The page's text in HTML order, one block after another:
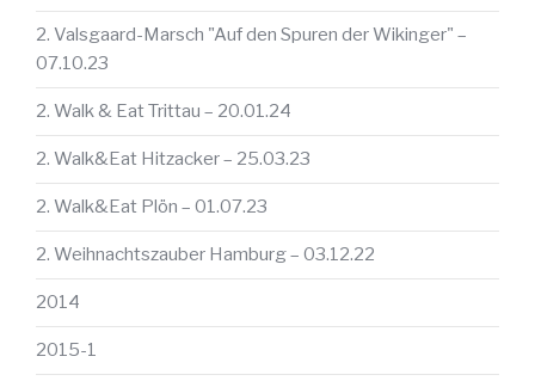
2. Valsgaard-Marsch "Auf den Spuren der Wikinger" –
07.10.23
2. Walk & Eat Trittau – 20.01.24
2. Walk&Eat Hitzacker – 25.03.23
2. Walk&Eat Plön – 01.07.23
2. Weihnachtszauber Hamburg – 03.12.22
2014
2015-1